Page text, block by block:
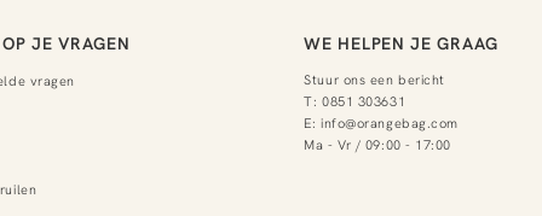
JE VRAGEN
vragen
WE HELPEN JE GRAAG
Stuur ons een bericht
T:0851 303631
E:info@orangebag.com
Ma - Vr / 09:00 - 17:00